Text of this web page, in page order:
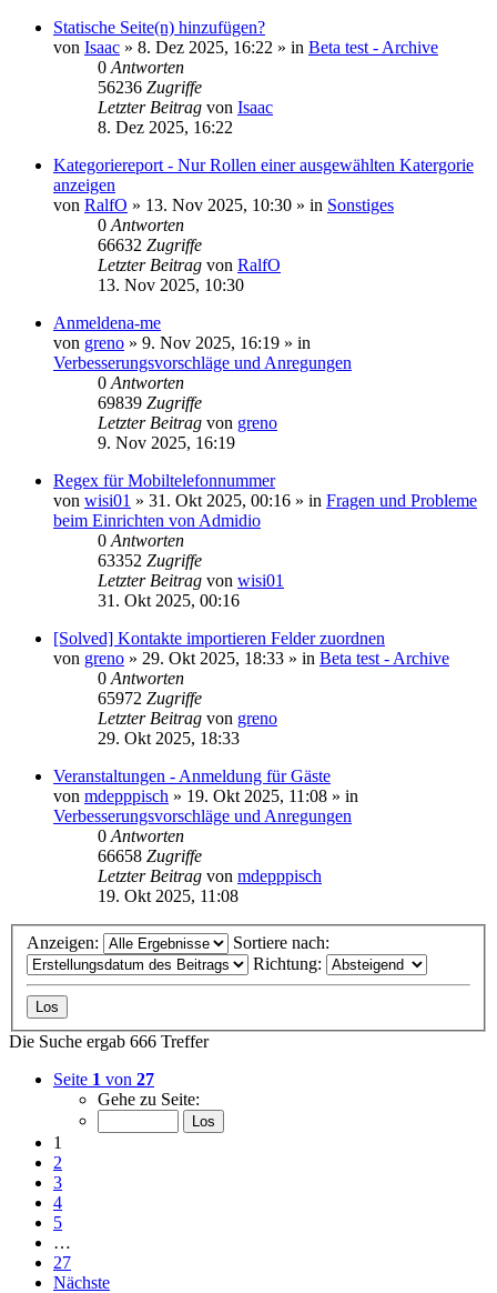
Statische Seite(n) hinzufügen?
von Isaac » 8. Dez 2025, 16:22 » in Beta test - Archive
0 Antworten
56236 Zugriffe
Letzter Beitrag von Isaac
8. Dez 2025, 16:22
Kategoriereport - Nur Rollen einer ausgewählten Katergorie
anzeigen
von RalfO » 13. Nov 2025, 10:30 » in Sonstiges
0 Antworten
66632 Zugriffe
Letzter Beitrag von RalfO
13. Nov 2025, 10:30
Anmeldena-me
von greno » 9. Nov 2025, 16:19 » in
Verbesserungsvorschläge und Anregungen
0 Antworten
69839 Zugriffe
Letzter Beitrag von greno
9. Nov 2025, 16:19
Regex für Mobiltelefonnummer
von wisi01 » 31. Okt 2025, 00:16 » in Fragen und Probleme
beim Einrichten von Admidio
0 Antworten
63352 Zugriffe
Letzter Beitrag von wisi01
31. Okt 2025, 00:16
[Solved] Kontakte importieren Felder zuordnen
von greno » 29. Okt 2025, 18:33 » in Beta test - Archive
0 Antworten
65972 Zugriffe
Letzter Beitrag von greno
29. Okt 2025, 18:33
Veranstaltungen - Anmeldung für Gäste
von mdepppisch » 19. Okt 2025, 11:08 » in
Verbesserungsvorschläge und Anregungen
0 Antworten
66658 Zugriffe
Letzter Beitrag von mdepppisch
19. Okt 2025, 11:08
Anzeigen:
Sortiere nach:
Richtung:
Die Suche ergab 666 Treffer
Seite 1 von 27
Gehe zu Seite:
1
2
3
4
5
…
27
Nächste